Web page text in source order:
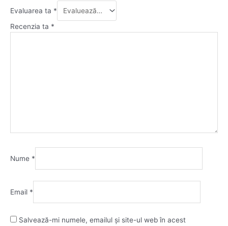
Evaluarea ta *
Recenzia ta *
Nume *
Email *
Salvează-mi numele, emailul și site-ul web în acest